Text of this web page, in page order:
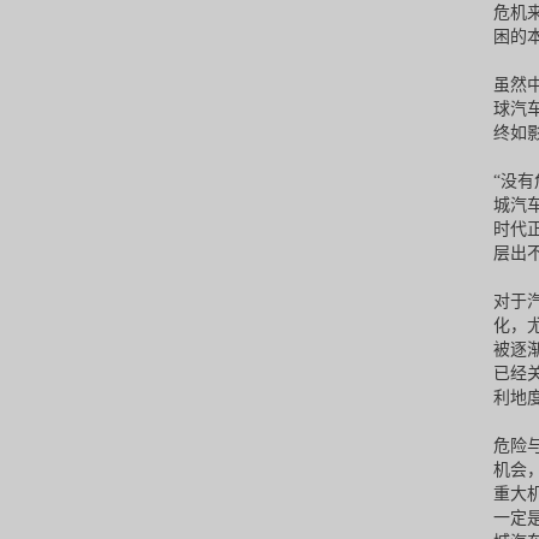
危机
困的
虽然
球汽
终如
“没
城汽
时代
层出
对于
化，
被逐
已经
利地
危险
机会
重大
一定